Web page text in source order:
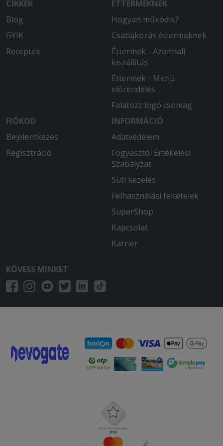
2026-03-20 - Gyula:
gyrosban a hús rágós volt, először
rendeltünk de nemigazán nyerte el az
2026-03-07 - Gyula:
Az étel finom, kiszállítás gyors, pontos.
Nagyon finom volt minden. Eddig még
nem csalódtunk ebben az étteremben.
Első rendelésem volt innen. Magas
2025-12-20 - Dénes:
egyszerű csirkemellflekken, tulárazva
A kiszállítás több mint másfél óra volt,
majd kaptam egy hideg, gyenge
minőségű burgert ami esett szét,
illetve egy teljesen szétpuhult, elázott
A megjegyzést az étterem figyelmen
kívül hagyta, így azt az a személy aki
kérte, ezért nem ette meg a gomba
CIKKEK
Blog
GYIK
Receptek
ÉTTERMEKNEK
Hogyan működik?
Csatlakozás éttermeknek
Éttermek - Azonnali
kiszállítás
Éttermek - Menü
előrendelés
Falatozz logó csomag
FIÓKOD
Bejelentkezés
Regisztráció
INFORMÁCIÓ
Adatvédelem
Fogyasztói Értékelési
Szabályzat
Süti kezelés
Felhasználási feltételek
SuperShop
Kapcsolat
Karrier
KÖVESS MINKET